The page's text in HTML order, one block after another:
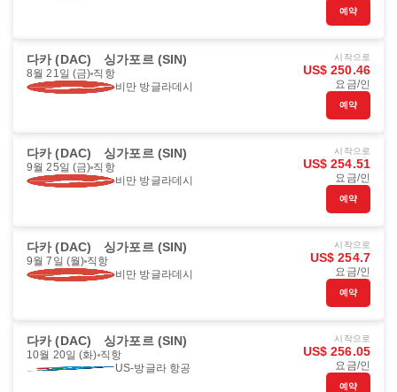
예약
다카 (DAC) 싱가포르 (SIN)
8월 21일 (금) 직항
비만 방글라데시
시작으로
US$ 250.46
요금/인
예약
다카 (DAC) 싱가포르 (SIN)
9월 25일 (금) 직항
비만 방글라데시
시작으로
US$ 254.51
요금/인
예약
다카 (DAC) 싱가포르 (SIN)
9월 7일 (월) 직항
비만 방글라데시
시작으로
US$ 254.7
요금/인
예약
다카 (DAC) 싱가포르 (SIN)
10월 20일 (화) 직항
US-방글라 항공
시작으로
US$ 256.05
요금/인
예약